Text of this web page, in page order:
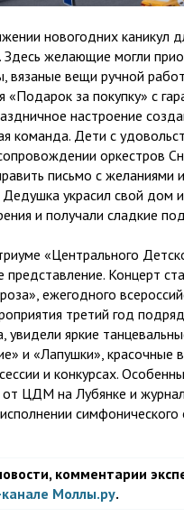
новогодних
Здесь желающие могли
вязаные вещи ручной
«Подарок за покупку» с
настроение
команда. Дети с
оркестров
письмо с желаниями
Дедушка украсил свой дом
и получали сладкие
«Центрального
Концерт
ежегодного
третий год
яркие
и «Лапушки»,
и конкурсах.
ЦДМ на Лубянке и
симфонического
комментарии
Моллы.ру.